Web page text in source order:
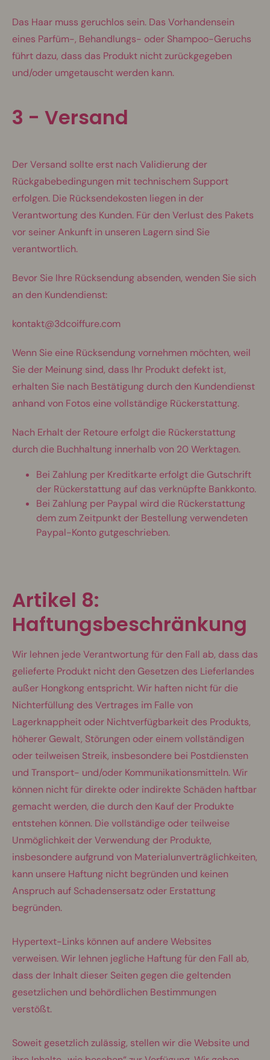
Das Haar muss geruchlos sein. Das Vorhandensein
eines Parfüm-, Behandlungs- oder Shampoo-Geruchs
führt dazu, dass das Produkt nicht zurückgegeben
und/oder umgetauscht werden kann.
3 - Versand
Der Versand sollte erst nach Validierung der
Rückgabebedingungen mit technischem Support
erfolgen. Die Rücksendekosten liegen in der
Verantwortung des Kunden. Für den Verlust des Pakets
vor seiner Ankunft in unseren Lagern sind Sie
verantwortlich.
Bevor Sie Ihre Rücksendung absenden, wenden Sie sich
an den Kundendienst:
kontakt@3dcoiffure.com
Wenn Sie eine Rücksendung vornehmen möchten, weil
Sie der Meinung sind, dass Ihr Produkt defekt ist,
erhalten Sie nach Bestätigung durch den Kundendienst
anhand von Fotos eine vollständige Rückerstattung.
Nach Erhalt der Retoure erfolgt die Rückerstattung
durch die Buchhaltung innerhalb von 20 Werktagen.
Bei Zahlung per Kreditkarte erfolgt die Gutschrift
der Rückerstattung auf das verknüpfte Bankkonto.
Bei Zahlung per Paypal wird die Rückerstattung
dem zum Zeitpunkt der Bestellung verwendeten
Paypal-Konto gutgeschrieben.
Artikel 8:
Haftungsbeschränkung
Wir lehnen jede Verantwortung für den Fall ab, dass das
gelieferte Produkt nicht den Gesetzen des Lieferlandes
außer Hongkong entspricht. Wir haften nicht für die
Nichterfüllung des Vertrages im Falle von
Lagerknappheit oder Nichtverfügbarkeit des Produkts,
höherer Gewalt, Störungen oder einem vollständigen
oder teilweisen Streik, insbesondere bei Postdiensten
und Transport- und/oder Kommunikationsmitteln. Wir
können nicht für direkte oder indirekte Schäden haftbar
gemacht werden, die durch den Kauf der Produkte
entstehen können. Die vollständige oder teilweise
Unmöglichkeit der Verwendung der Produkte,
insbesondere aufgrund von Materialunverträglichkeiten,
kann unsere Haftung nicht begründen und keinen
Anspruch auf Schadensersatz oder Erstattung
begründen.
Hypertext-Links können auf andere Websites
verweisen. Wir lehnen jegliche Haftung für den Fall ab,
dass der Inhalt dieser Seiten gegen die geltenden
gesetzlichen und behördlichen Bestimmungen
verstößt.
Soweit gesetzlich zulässig, stellen wir die Website und